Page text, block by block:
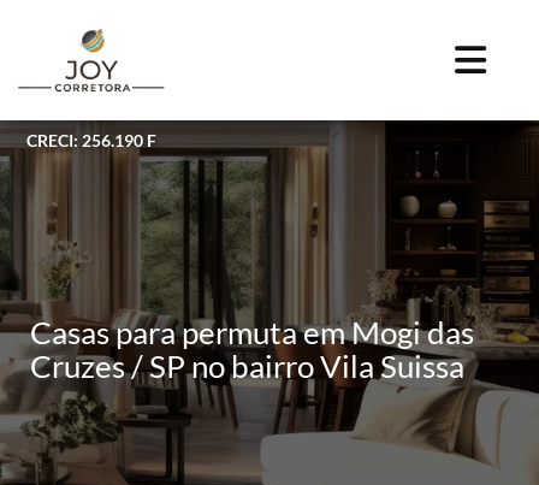
CRECI: 256.190 F
Casas para permuta em Mogi das
Cruzes / SP no bairro Vila Suissa